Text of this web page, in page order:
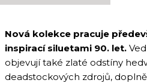
Nová kolekce pracuje
inspirací siluetami 90. let.
objevují také zlaté odstíny
deadstockových zdrojů,